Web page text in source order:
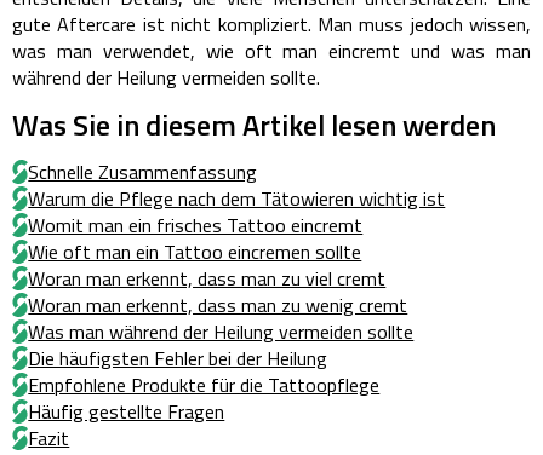
gute Aftercare ist nicht kompliziert. Man muss jedoch wissen,
was man verwendet, wie oft man eincremt und was man
während der Heilung vermeiden sollte.
Was Sie in diesem Artikel lesen werden
Schnelle Zusammenfassung
Warum die Pflege nach dem Tätowieren wichtig ist
Womit man ein frisches Tattoo eincremt
Wie oft man ein Tattoo eincremen sollte
Woran man erkennt, dass man zu viel cremt
Woran man erkennt, dass man zu wenig cremt
Was man während der Heilung vermeiden sollte
Die häufigsten Fehler bei der Heilung
Empfohlene Produkte für die Tattoopflege
Häufig gestellte Fragen
Fazit